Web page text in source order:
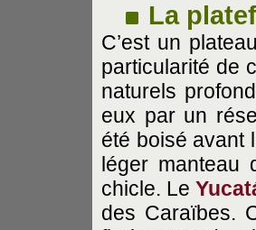
La
C’est un
particularité de
naturels
eux par un
été boisé avant
léger manteau
chicle. Le
des Caraïbes.